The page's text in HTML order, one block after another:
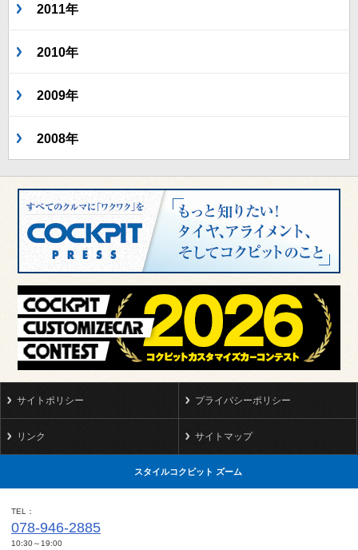
2011年
2010年
2009年
2008年
サイトポリシー プライバシーポリシー
リンク サイトマップ
スタイルコクピット ズーム
TEL
078-946-2885
10:30～19:00